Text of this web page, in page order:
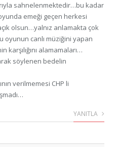
sahnelenmektedir…bu kadar
emeği geçen herkesi
olsun…yalnız anlamakta çok
oyunun canlı müziğini yapan
karşılığını alamamaları…
söylenen bedelin
verilmemesi CHP li
YANITLA